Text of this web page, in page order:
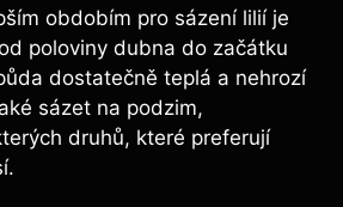
obdobím pro sázení lilií je
poloviny dubna do začátku
dostatečně teplá a nehrozí
sázet na podzim,
druhů, které preferují